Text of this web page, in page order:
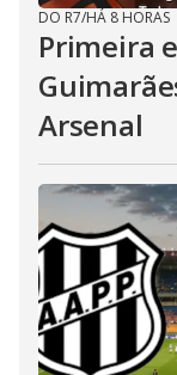
DO R7/HÁ 8 HORAS
Primeira
Arsenal